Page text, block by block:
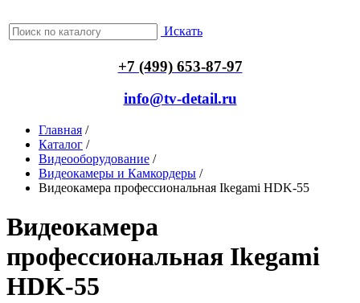
Искать
+7 (499) 653-87-97
info@tv-detail.ru
Главная /
Каталог /
Видеооборудование /
Видеокамеры и Камкордеры /
Видеокамера профессиональная Ikegami HDK-55
Видеокамера
профессиональная Ikegami
HDK-55